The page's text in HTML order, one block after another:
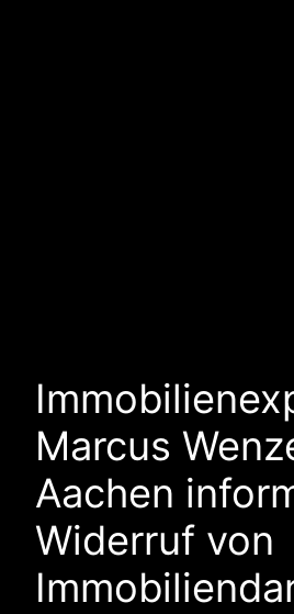
Marcus
Aachen
Widerruf von